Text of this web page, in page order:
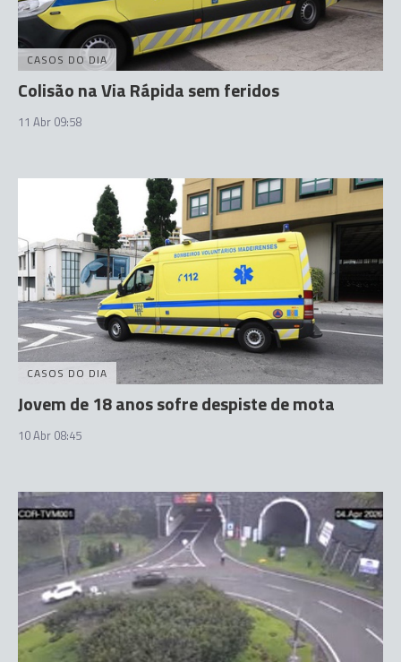
CASOS DO DIA
Colisão na Via Rápida sem feridos
11 Abr 09:58
CASOS DO DIA
Jovem de 18 anos sofre despiste de mota
10 Abr 08:45